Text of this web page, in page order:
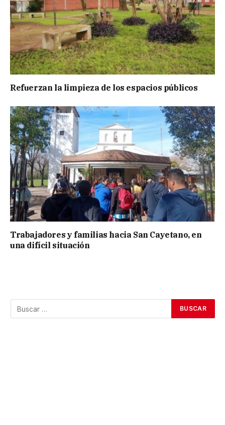
Refuerzan la limpieza de los espacios públicos
Trabajadores y familias hacia San Cayetano, en
una difícil situación